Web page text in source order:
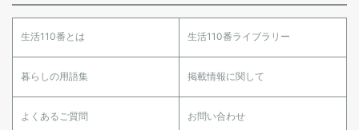
生活110番とは 生活110番ライブラリー
暮らしの用語集 掲載情報に関して
よくあるご質問 お問い合わせ